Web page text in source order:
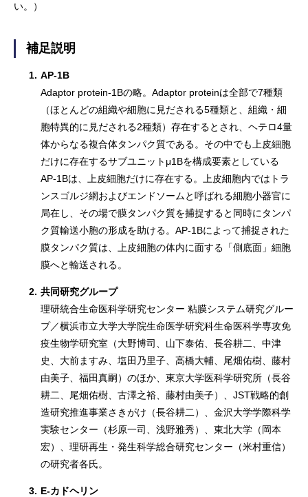
い。）
補足説明
1. AP-1B
Adaptor protein-1Bの略。Adaptor proteinは全部で7種類
（ほとんどの組織や細胞に見だされる5種類と、組織・細
胞特異的に見だされる2種類）存在するとされ、ヘテロ4量
体からなる複合体タンパク質である。その中でも上皮細胞
だけに存在するサブユニットμ1Bを構成要素としている
AP-1Bは、上皮細胞だけに存在する。上皮細胞内ではトラ
ンスゴルジ網およびエンドソームと呼ばれる細胞小器官に
局在し、その場で膜タンパク質を捕捉すると同時にタンパ
ク質輸送小胞の形成を助ける。AP-1Bによって捕捉された
膜タンパク質は、上皮細胞の体内に面する「側底面」細胞
膜へと輸送される。
2. 共同研究グループ
理研統合生命医科学研究センター 粘膜システム研究グルー
プ／横浜市立大学大学院生命医学研究科生命医科学専攻免
疫生物学研究室（大野博司、山下泰佑、長谷耕二、中津
史、大前ますみ、塩田乃里子、高橋大輔、尾畑佑樹、藤村
由美子、福田真嗣）のほか、東京大学医科学研究所（長谷
耕二、尾畑佑樹、古澤之裕、藤村由美子）、JST戦略的創
造研究推進事業さきがけ（長谷耕二）、金沢大学学際科学
実験センター（杉原一司、浅野雅秀）、東北大学（岡本
宏）、理研再生・発生科学総合研究センター（米村重信）
の研究者各氏。
3. E-カドヘリン